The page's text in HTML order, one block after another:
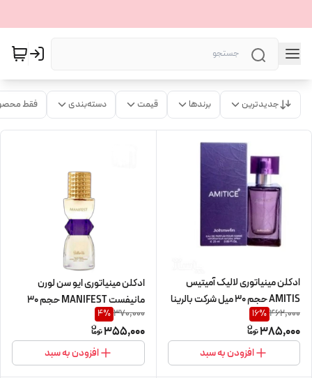
جدیدترین برندها قیمت دسته‌بندی فقط
ادکلن مینیاتوری لالیک آمیتیس
AMITIS حجم 30 میل شرکت بالرینا
462,000
16%
385,000
افزودن به سبد
ادکلن مینیاتوری ایو سن لورن
مانیفست MANIFEST حجم 30
میل شرکت بالرینا
370,000
4%
355,000
افزودن به سبد